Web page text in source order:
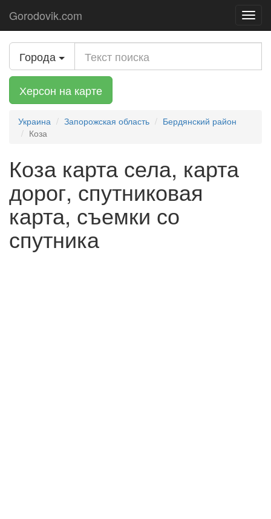
Gorodovik.com
Города
Херсон на карте
Украина Запорожская область
Бердянский район
Коза
Коза карта села, карта
дорог, спутниковая
карта, съемки со
спутника